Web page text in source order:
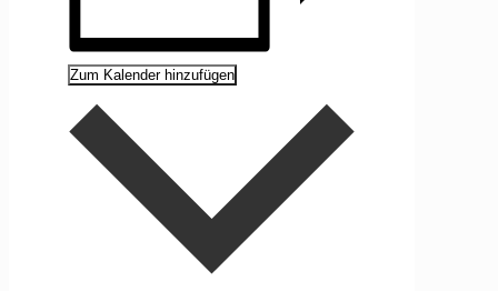
Zum Kalender hinzufügen